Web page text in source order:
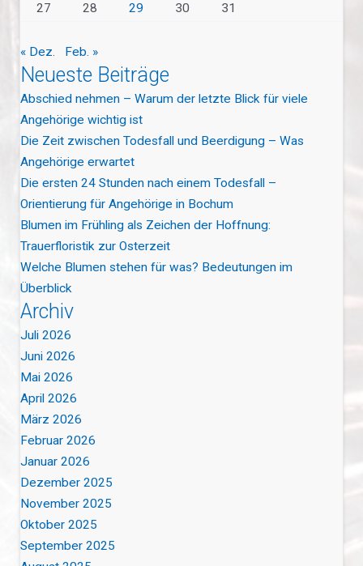
27
28 29 30 31
« Dez. Feb. »
Neueste Beiträge
Abschied nehmen – Warum der letzte Blick für viele
Angehörige wichtig ist
Die Zeit zwischen Todesfall und Beerdigung – Was
Angehörige erwartet
Die ersten 24 Stunden nach einem Todesfall –
Orientierung für Angehörige in Bochum
Blumen im Frühling als Zeichen der Hoffnung:
Trauerfloristik zur Osterzeit
Welche Blumen stehen für was? Bedeutungen im
Überblick
Archiv
Juli 2026
Juni 2026
Mai 2026
April 2026
März 2026
Februar 2026
Januar 2026
Dezember 2025
November 2025
Oktober 2025
September 2025